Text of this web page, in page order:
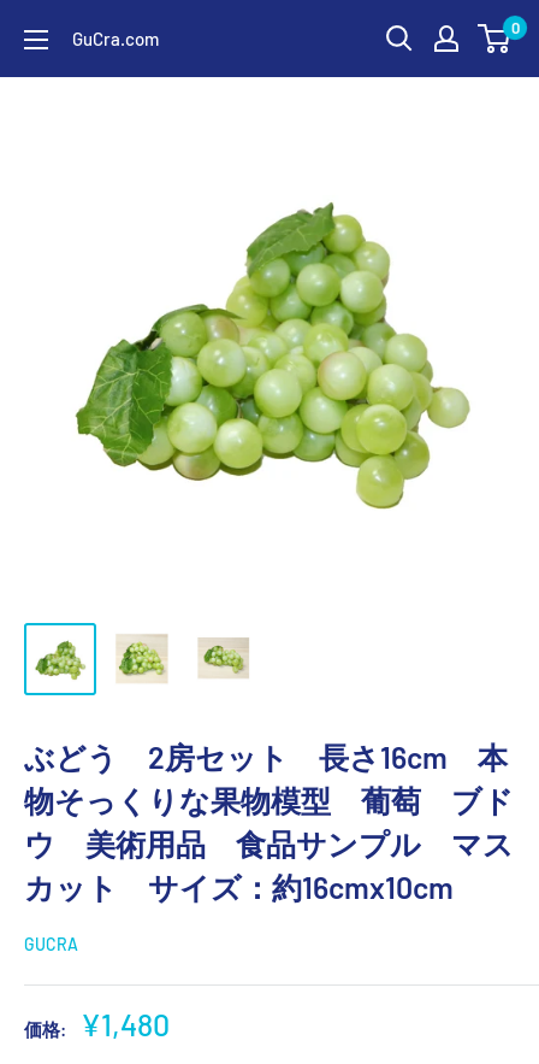
テ
GuCra.com 0
ぶどう 2房セット 長さ16cm 本
物そっくりな果物模型 葡萄 ブド
ウ 美術用品 食品サンプル マス
カット サイズ：約16cmx10cm
GUCRA
価格:
販
¥1,480